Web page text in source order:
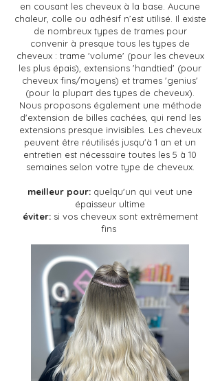
en cousant les cheveux à la base. Aucune
chaleur, colle ou adhésif n’est utilisé. Il existe
de nombreux types de trames pour
convenir à presque tous les types de
cheveux : trame 'volume' (pour les cheveux
les plus épais), extensions 'handtied' (pour
cheveux fins/moyens) et trames 'genius'
(pour la plupart des types de cheveux).
Nous proposons également une méthode
d'extension de billes cachées, qui rend les
extensions presque invisibles. Les cheveux
peuvent être réutilisés jusqu'à 1 an et un
entretien est nécessaire toutes les 5 à 10
semaines selon votre type de cheveux.
meilleur pour: quelqu'un qui veut une
épaisseur ultime
éviter:si vos cheveux sont extrêmement
fins